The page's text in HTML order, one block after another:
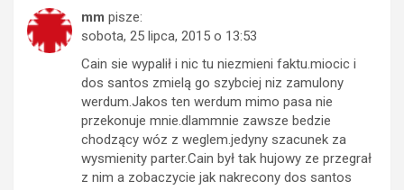
mm pisze:
sobota, 25 lipca, 2015 o 13:53
Cain sie wypalił i nic tu niezmieni faktu.miocic i
dos santos zmielą go szybciej niz zamulony
werdum.Jakos ten werdum mimo pasa nie
przekonuje mnie.dlammnie zawsze bedzie
chodzący wóz z weglem.jedyny szacunek za
wysmienity parter.Cain był tak hujowy ze przegrał
z nim a zobaczycie jak nakrecony dos santos